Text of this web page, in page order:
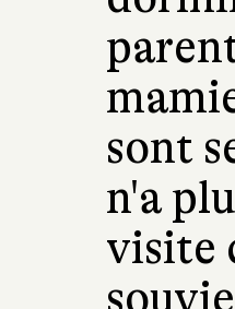
sont
n'a
visite